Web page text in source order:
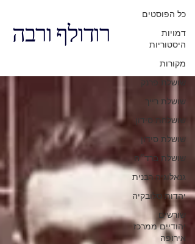
כל הפוסטים
דמויות
היסטוריות
מקורות
שושלת פרנק
שושלת רייך
שושלחת סידון
שושלת סידון
שושלת ברד״ח
גנאלוגיה רבנית
יהדות סלובקיה
שורשים
יהודיים ממרכז
אירופה
רודולף ורבה